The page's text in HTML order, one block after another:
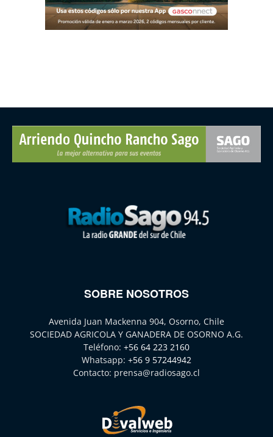
SOBRE NOSOTROS
Avenida Juan Mackenna 904, Osorno, Chile
SOCIEDAD AGRICOLA Y GANADERA DE OSORNO A.G.
Teléfono: +56 64 223 2160
Whatsapp: +56 9 57244942
Contacto: prensa@radiosago.cl